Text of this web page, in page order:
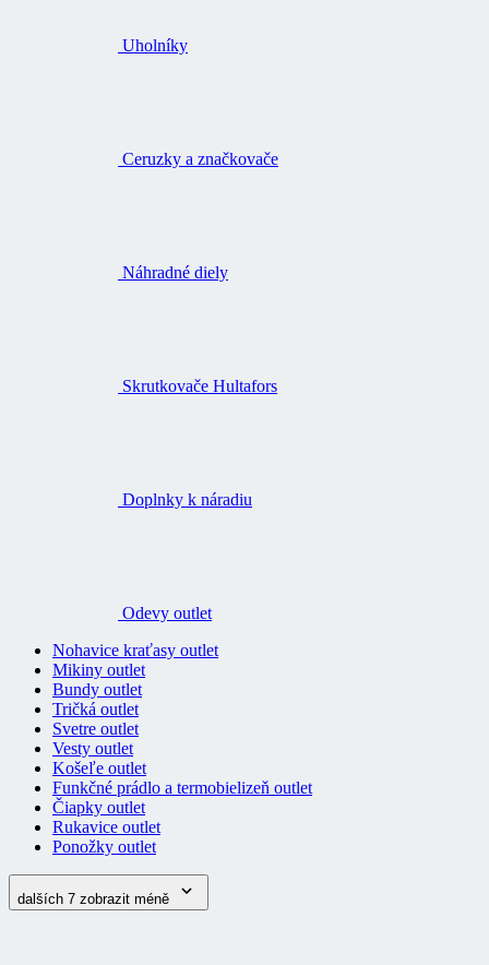
Uholníky
Ceruzky a značkovače
Náhradné diely
Skrutkovače Hultafors
Doplnky k náradiu
Odevy outlet
Nohavice kraťasy outlet
Mikiny outlet
Bundy outlet
Tričká outlet
Svetre outlet
Vesty outlet
Košeľe outlet
Funkčné prádlo a termobielizeň outlet
Čiapky outlet
Rukavice outlet
Ponožky outlet
dalších 7 zobrazit méně